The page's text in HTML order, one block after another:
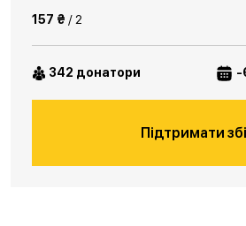
157 ₴ / 2
342 донатори -
Підтримати